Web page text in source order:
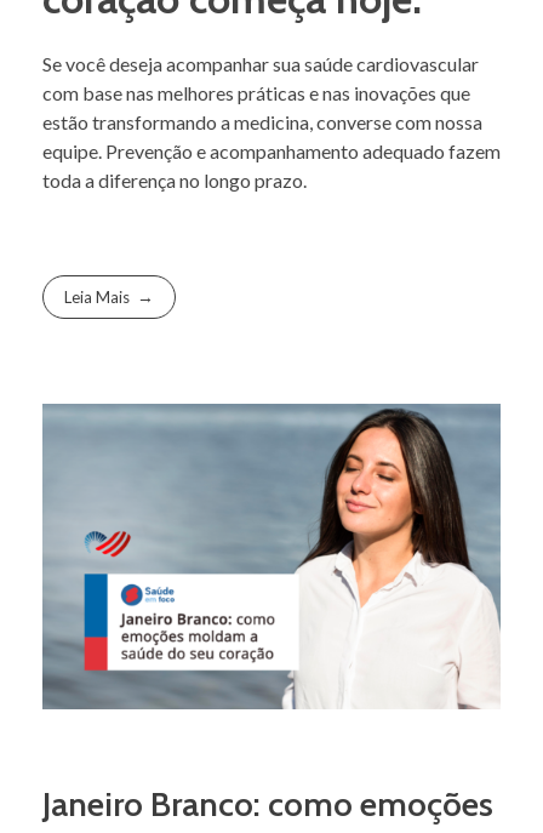
Se você deseja acompanhar sua saúde cardiovascular
com base nas melhores práticas e nas inovações que
estão transformando a medicina, converse com nossa
equipe. Prevenção e acompanhamento adequado fazem
toda a diferença no longo prazo.
Leia Mais
Janeiro Branco: como emoções